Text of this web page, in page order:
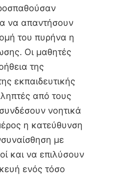
να απαντήσουν
του πυρήνα η
Οι μαθητές
της
εκπαιδευτικής
από τους
νοητικά
η κατεύθυνση
με
και να επιλύσουν
ενός τόσο